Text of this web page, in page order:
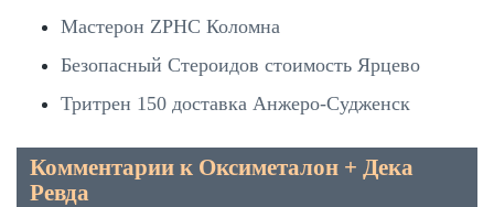
Мастерон ZPHC Коломна
Безопасный Стероидов стоимость Ярцево
Тритрен 150 доставка Анжеро-Судженск
Комментарии к Оксиметалон + Дека
Ревда